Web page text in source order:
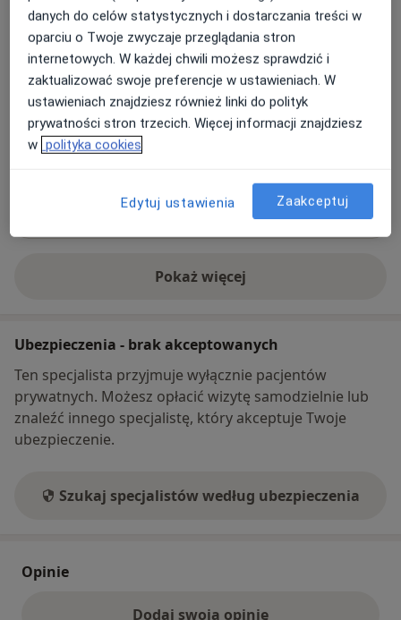
Gabinet Akupunktury Iwona Kotowska
Walentego Dymka 196/1, Nowe Miasto
Poznań
Powiększ mapęotwiera się w nowej karcie
Co mam zrobić w tej sytuacji?
Pokaż więcej
o adresie
Ubezpieczenia - brak akceptowanych
Ten specjalista przyjmuje wyłącznie pacjentów
prywatnych. Możesz opłacić wizytę samodzielnie lub
znaleźć innego specjalistę, który akceptuje Twoje
ubezpieczenie.
Szukaj specjalistów według ubezpieczenia
Opinie
Dodaj swoją opinię
danych do celów statystycznych i dostarczania treści w
oparciu o Twoje zwyczaje przeglądania stron
internetowych. W każdej chwili możesz sprawdzić i
zaktualizować swoje preferencje w ustawieniach. W
ustawieniach znajdziesz również linki do polityk
prywatności stron trzecich. Więcej informacji znajdziesz
w polityka cookies
Edytuj ustawienia Zaakceptuj